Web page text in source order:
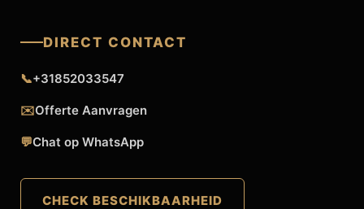
DIRECT CONTACT
📞+31852033547
✉️Offerte Aanvragen
💬Chat op WhatsApp
CHECK BESCHIKBAARHEID